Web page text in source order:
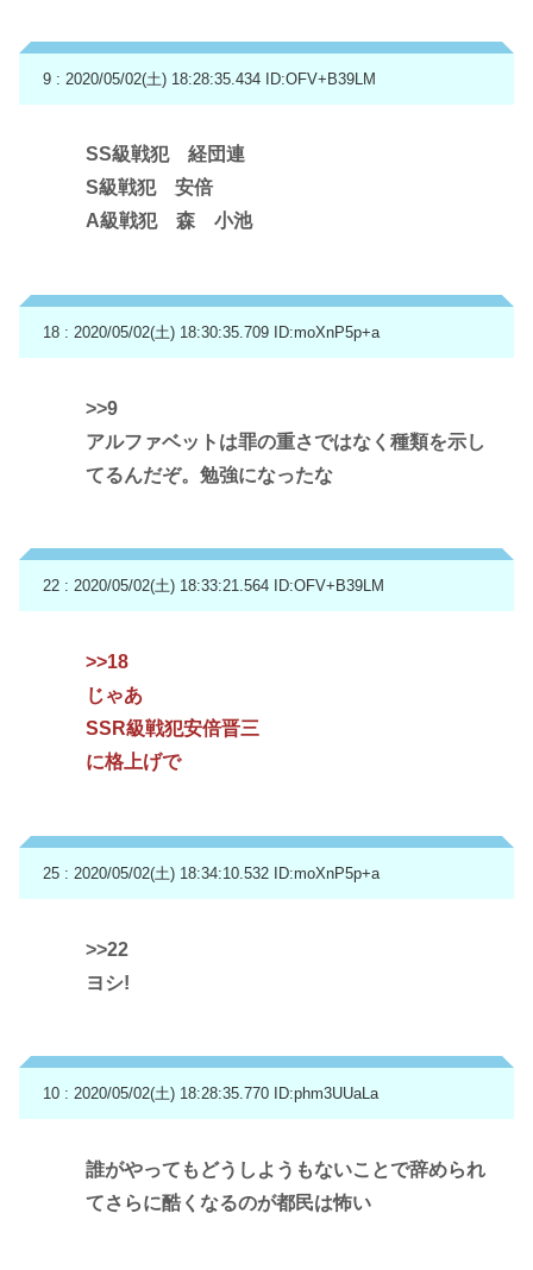
9 : 2020/05/02(土) 18:28:35.434 ID:OFV+B39LM
SS級戦犯 経団連
S級戦犯 安倍
A級戦犯 森 小池
18 : 2020/05/02(土) 18:30:35.709 ID:moXnP5p+a
>>9
アルファベットは罪の重さではなく種類を示し
てるんだぞ。勉強になったな
22 : 2020/05/02(土) 18:33:21.564 ID:OFV+B39LM
>>18
じゃあ
SSR級戦犯安倍晋三
に格上げで
25 : 2020/05/02(土) 18:34:10.532 ID:moXnP5p+a
>>22
ヨシ!
10 : 2020/05/02(土) 18:28:35.770 ID:phm3UUaLa
誰がやってもどうしようもないことで辞められ
てさらに酷くなるのが都民は怖い